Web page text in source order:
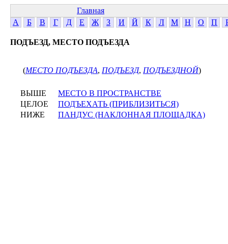
Главная
А
Б В Г Д Е Ж З И Й К Л М Н О П
ПОДЪЕЗД, МЕСТО ПОДЪЕЗДА
(МЕСТО ПОДЪЕЗДА, ПОДЪЕЗД, ПОДЪЕЗДНОЙ)
ВЫШЕ
МЕСТО В ПРОСТРАНСТВЕ
ЦЕЛОЕ
ПОДЪЕХАТЬ (ПРИБЛИЗИТЬСЯ)
НИЖЕ
ПАНДУС (НАКЛОННАЯ ПЛОЩАДКА)